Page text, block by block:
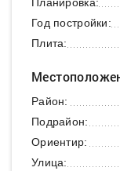
Год постройки:
Плита:
Район:
Подрайон:
Ориентир:
Улица: